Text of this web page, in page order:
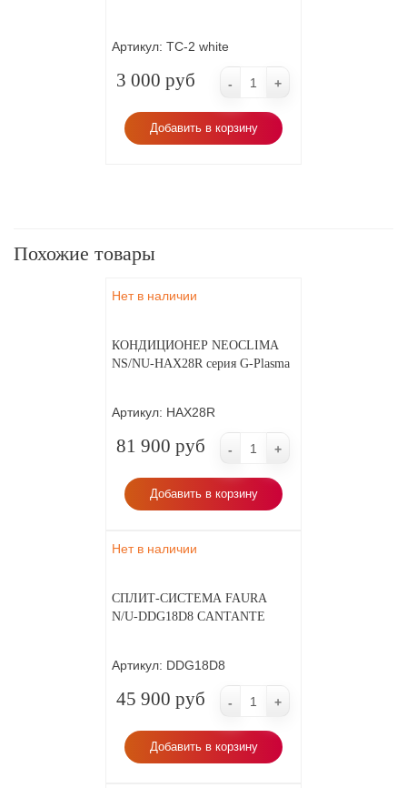
Артикул: ТС-2 white
3 000 руб - +
Добавить в корзину
Похожие товары
Нет в наличии
КОНДИЦИОНЕР NEOCLIMA
NS/NU-HAX28R серия G-Plasma
Артикул: HAX28R
81 900 руб - +
Добавить в корзину
Нет в наличии
СПЛИТ-СИСТЕМА FAURA
N/U-DDG18D8 CANTANTE
Артикул: DDG18D8
45 900 руб - +
Добавить в корзину